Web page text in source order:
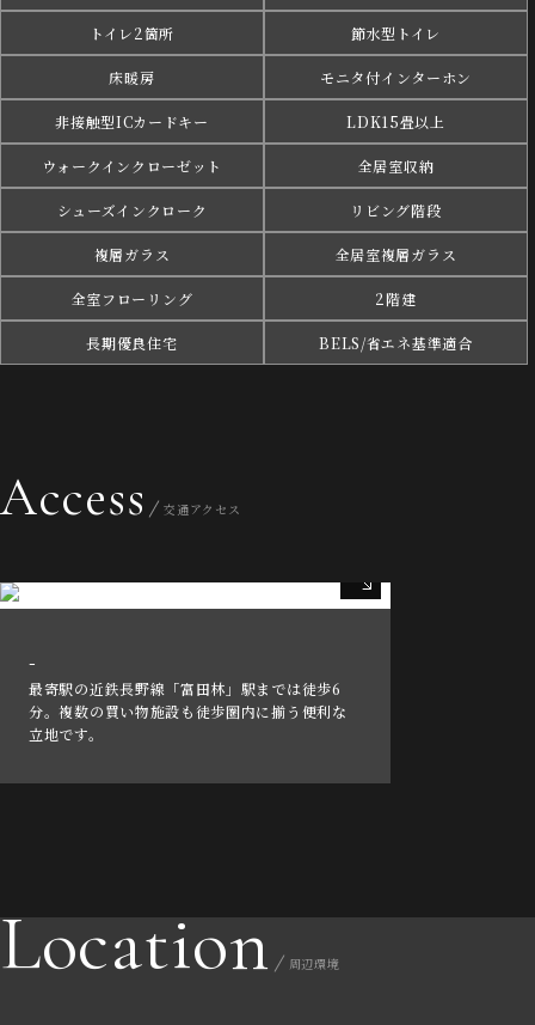
トイレ2箇所 節水型トイレ
床暖房 モニタ付インターホン
非接触型ICカードキー LDK15畳以上
ウォークインクローゼット 全居室収納
シューズインクローク リビング階段
複層ガラス 全居室複層ガラス
全室フローリング 2階建
長期優良住宅 BELS/省エネ基準適合
Access 交通アクセス
-
最寄駅の近鉄長野線「富田林」駅までは徒歩6
分。複数の買い物施設も徒歩圏内に揃う便利な
立地です。
Location 周辺環境